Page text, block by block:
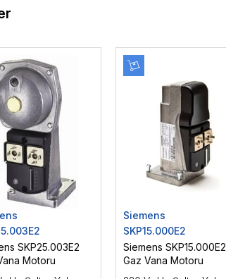
SKP25.003E2
Motoru
Siemens
SKP15.000E2
Siemens SKP15.000E2
Gaz Vana Motoru